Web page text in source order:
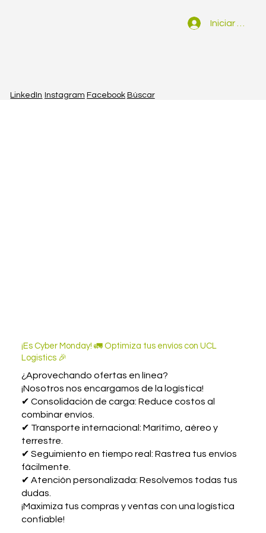
Búscar
Facebook
Instagram
LinkedIn
Iniciar sesión
¡Es Cyber Monday! 🚛 Optimiza tus envíos con UCL
Logistics 🎉
¿Aprovechando ofertas en línea?
¡Nosotros nos encargamos de la logística!
✔ Consolidación de carga: Reduce costos al
combinar envíos.
✔ Transporte internacional: Marítimo, aéreo y
terrestre.
✔ Seguimiento en tiempo real: Rastrea tus envíos
fácilmente.
✔ Atención personalizada: Resolvemos todas tus
dudas.
¡Maximiza tus compras y ventas con una logística
confiable!